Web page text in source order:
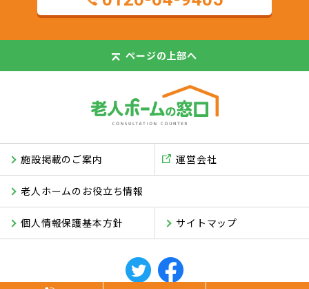
ページの上部へ
施設掲載のご案内
老人ホームのお役立ち情報
サイトマップ
運営会社
個人情報保護基本方針